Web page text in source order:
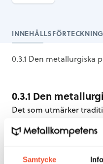
Samtycke
INNEHÅLLSFÖRTECKNING
0.3.1 Den metallurgiska
0.3.1 Den
Det som utmärker
både oxiderande och
hålla ugnsatmosfären
Genom malmning eller